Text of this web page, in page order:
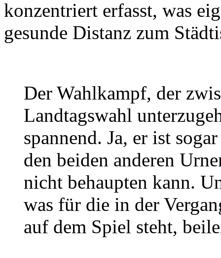
konzentriert erfasst, was
gesunde Distanz zum
Der Wahlkampf, der
Landtagswahl
spannend. Ja, er ist
den beiden anderen
nicht behaupten kann.
was für die in der
auf dem Spiel steht,